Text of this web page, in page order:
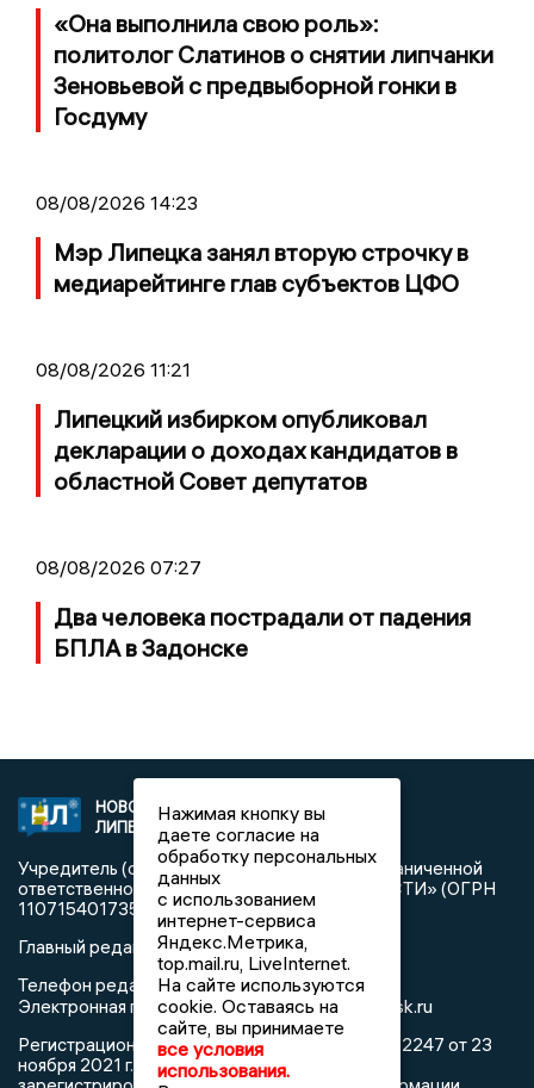
«Она выполнила свою роль»:
политолог Слатинов о снятии липчанки
Зеновьевой с предвыборной гонки в
Госдуму
08/08/2026 14:23
Мэр Липецка занял вторую строчку в
медиарейтинге глав субъектов ЦФО
08/08/2026 11:21
Липецкий избирком опубликовал
декларации о доходах кандидатов в
областной Совет депутатов
08/08/2026 07:27
Два человека пострадали от падения
БПЛА в Задонске
НОВОСТИ
ЛИПЕЦКА
2021 © NEWSLIPETSK.RU | СИ
«Новости Липецка»
Учредитель (соучредители): Общество с ограниченной
ответственностью «РЕГИОНАЛЬНЫЕ НОВОСТИ» (ОГРН
1107154017354)
Главный редактор: Герцог Е.Г.
Телефон редакции: +7 903 699 9427
Электронная почта редакции:info@newslipetsk.ru
Регистрационный номер: серия Эл № ФС77-82247 от 23
ноября 2021 г. согласно выписке из реестра
Нажимая кнопку вы
даете согласие на
обработку персональных
данных
с использованием
интернет-сервиса
Яндекс.Метрика,
top.mail.ru, LiveInternet.
На сайте используются
cookie. Оставаясь на
сайте, вы принимаете
все условия
использования.